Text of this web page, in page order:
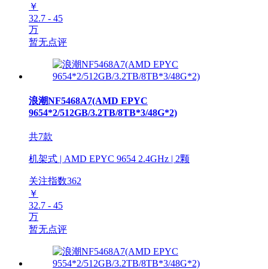
￥
32.7 - 45
万
暂无点评
浪潮NF5468A7(AMD EPYC
9654*2/512GB/3.2TB/8TB*3/48G*2)
共7款
机架式 | AMD EPYC 9654 2.4GHz | 2颗
关注指数362
￥
32.7 - 45
万
暂无点评